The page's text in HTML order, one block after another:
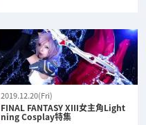
2019.12.20(Fri)
FINAL FANTASY XIII女主角Light
ning Cosplay特集